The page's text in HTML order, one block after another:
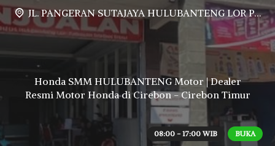
08:00 - 17:00 WIB BUKA
JL. PANGERAN SUTAJAYA HULUBANTENG LOR PABUARAN CIREBON TIMUR, Ds. Babakan gebang cirebon Gebang udik cirebon Ciledug cirebon Karang wareng cirebon
Honda SMM HULUBANTENG Motor | Dealer
Resmi Motor Honda di Cirebon - Cirebon Timur